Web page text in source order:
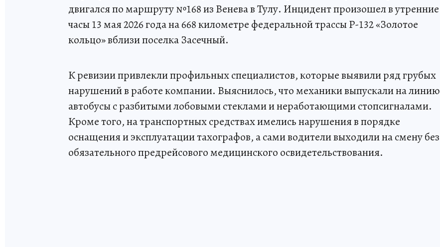
двигался по маршруту №168 из Венева в Тулу. Инцидент произошел в утренние
часы 13 мая 2026 года на 668 километре федеральной трассы Р-132 «Золотое
кольцо» вблизи поселка Засечный.
К ревизии привлекли профильных специалистов, которые выявили ряд грубых
нарушений в работе компании. Выяснилось, что механики выпускали на линию
автобусы с разбитыми лобовыми стеклами и неработающими стопсигналами.
Кроме того, на транспортных средствах имелись нарушения в порядке
оснащения и эксплуатации тахографов, а сами водители выходили на смену без
обязательного предрейсового медицинского освидетельствования.